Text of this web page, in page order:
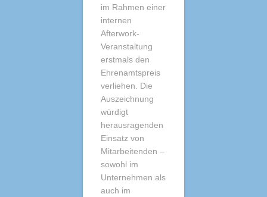
im Rahmen einer
internen
Afterwork-
Veranstaltung
erstmals den
Ehrenamtspreis
verliehen. Die
Auszeichnung
würdigt
herausragenden
Einsatz von
Mitarbeitenden –
sowohl im
Unternehmen als
auch im